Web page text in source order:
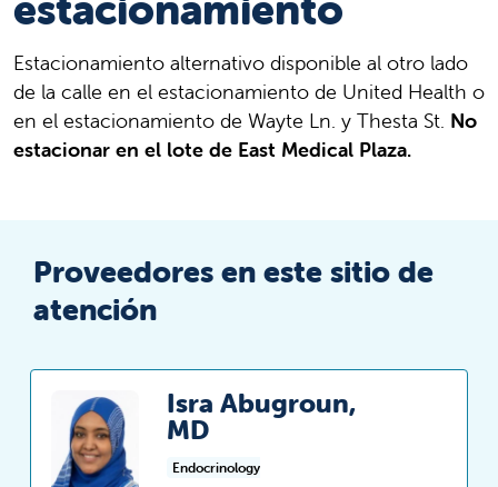
Estacionamiento alternativo disponible al otro lado
de la calle en el estacionamiento de United Health o
en el estacionamiento de Wayte Ln. y Thesta St. No
estacionar en el lote de East Medical Plaza.
Proveedores en este sitio de
atención
Isra Abugroun,
MD
Endocrinology